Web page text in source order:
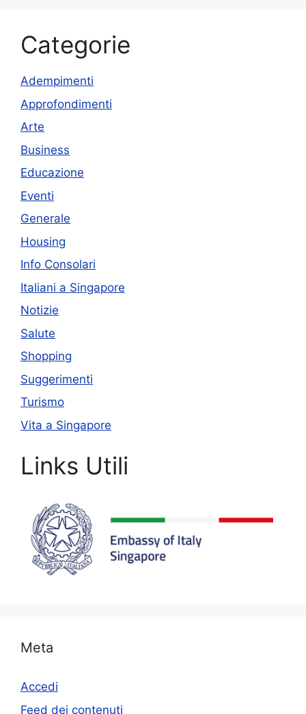
Categorie
Adempimenti
Approfondimenti
Arte
Business
Educazione
Eventi
Generale
Housing
Info Consolari
Italiani a Singapore
Notizie
Salute
Shopping
Suggerimenti
Turismo
Vita a Singapore
Links Utili
Meta
Accedi
Feed dei contenuti